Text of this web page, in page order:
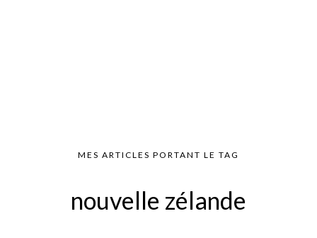
MES ARTICLES PORTANT LE TAG
nouvelle zélande